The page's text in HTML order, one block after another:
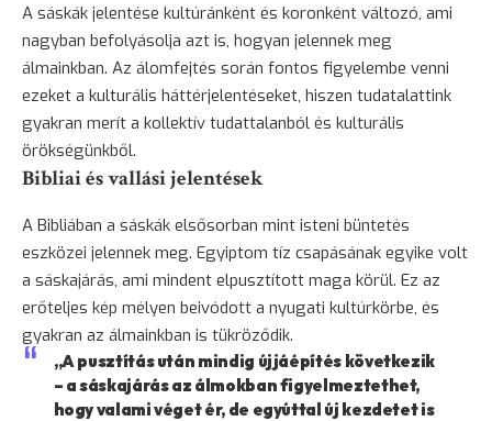
A sáskák jelentése kultúránként és koronként változó, ami
nagyban befolyásolja azt is, hogyan jelennek meg
álmainkban. Az álomfejtés során fontos figyelembe venni
ezeket a kulturális háttérjelentéseket, hiszen tudatalattink
gyakran merít a kollektív tudattalanból és kulturális
örökségünkből.
Bibliai és vallási jelentések
A Bibliában a sáskák elsősorban mint isteni büntetés
eszközei jelennek meg. Egyiptom tíz csapásának egyike volt
a sáskajárás, ami mindent elpusztított maga körül. Ez az
erőteljes kép mélyen beivódott a nyugati kultúrkörbe, és
gyakran az álmainkban is tükröződik.
„A pusztítás után mindig újjáépítés következik
– a sáskajárás az álmokban figyelmeztethet,
hogy valami véget ér, de egyúttal új kezdetet is